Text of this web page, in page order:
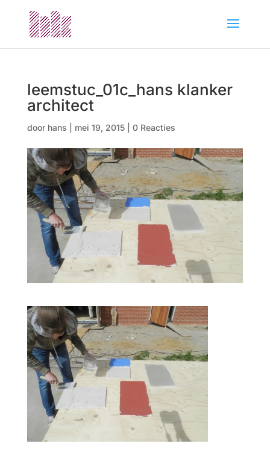
leemstuc_01c_hans klanker
architect
door hans mei 19, 2015| 0 Reacties